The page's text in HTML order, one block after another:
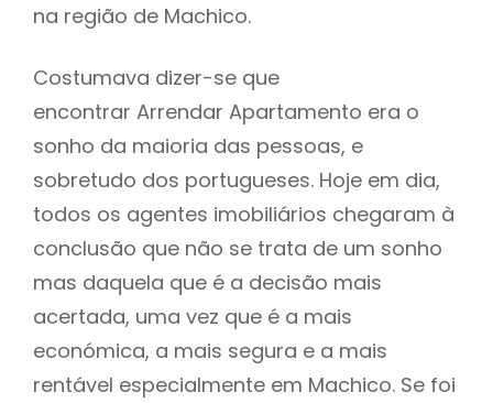
na região de Machico.
Costumava dizer-se que
encontrar Arrendar Apartamento era o
sonho da maioria das pessoas, e
sobretudo dos portugueses. Hoje em dia,
todos os agentes imobiliários chegaram à
conclusão que não se trata de um sonho
mas daquela que é a decisão mais
acertada, uma vez que é a mais
económica, a mais segura e a mais
rentável especialmente em Machico. Se foi